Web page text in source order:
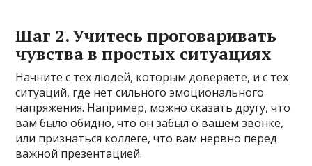
Шаг 2. Учитесь проговаривать
чувства в простых ситуациях
Начните с тех людей, которым доверяете, и с тех
ситуаций, где нет сильного эмоционального
напряжения. Например, можно сказать другу, что
вам было обидно, что он забыл о вашем звонке,
или признаться коллеге, что вам нервно перед
важной презентацией.